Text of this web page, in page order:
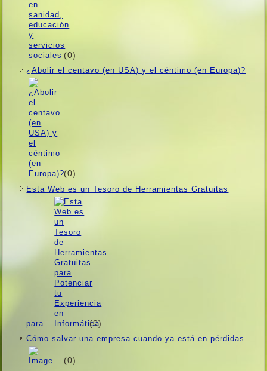
(0)
¿Abolir el centavo (en USA) y el céntimo (en Europa)?
(0)
Esta Web es un Tesoro de Herramientas Gratuitas
para… (0)
Cómo salvar una empresa cuando ya está en pérdidas
(0)